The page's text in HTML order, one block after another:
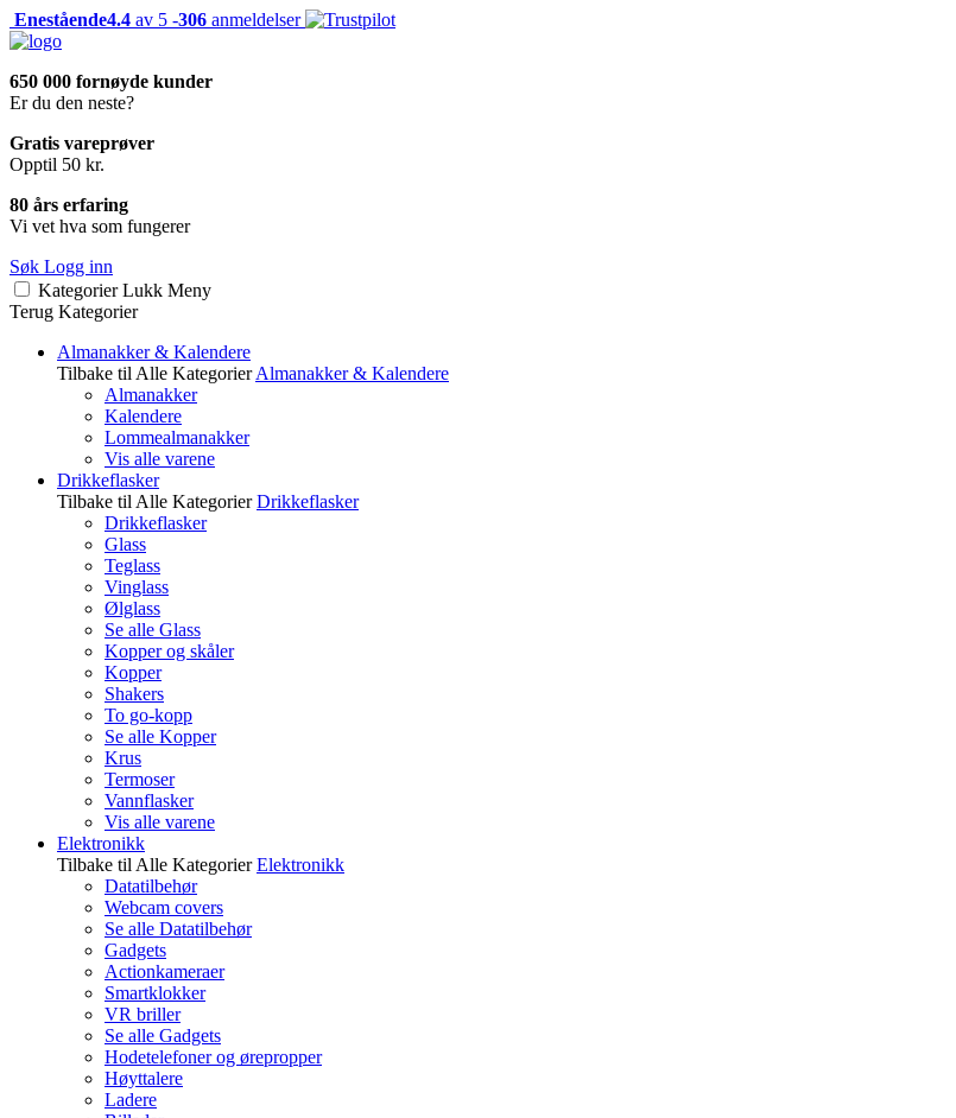
Enestående4.4 av 5 -306 anmeldelser
650 000 fornøyde kunder
Er du den neste?
Gratis vareprøver
Opptil 50 kr.
80 års erfaring
Vi vet hva som fungerer
Søk Logg inn
Kategorier Lukk Meny
Terug Kategorier
Almanakker & Kalendere
Tilbake til Alle Kategorier Almanakker & Kalendere
Almanakker
Kalendere
Lommealmanakker
Vis alle varene
Drikkeflasker
Tilbake til Alle Kategorier Drikkeflasker
Drikkeflasker
Glass
Teglass
Vinglass
Ølglass
Se alle Glass
Kopper og skåler
Kopper
Shakers
To go-kopp
Se alle Kopper
Krus
Termoser
Vannflasker
Vis alle varene
Elektronikk
Tilbake til Alle Kategorier Elektronikk
Datatilbehør
Webcam covers
Se alle Datatilbehør
Gadgets
Actionkameraer
Smartklokker
VR briller
Se alle Gadgets
Hodetelefoner og ørepropper
Høyttalere
Ladere